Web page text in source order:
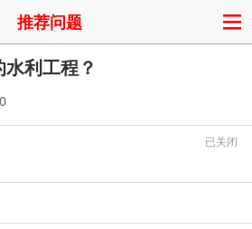
推荐问题
利工程？
已关闭